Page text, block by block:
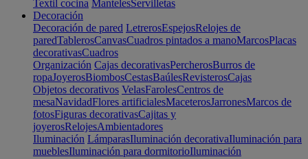
Textil cocina MantelesServilletas
Decoración
Decoración de pared LetrerosEspejosRelojes de
paredTablerosCanvasCuadros pintados a manoMarcosPlacas
decorativasCuadros
Organización Cajas decorativasPercherosBurros de
ropaJoyerosBiombosCestasBaúlesRevisterosCajas
Objetos decorativos VelasFarolesCentros de
mesaNavidadFlores artificialesMaceterosJarronesMarcos de
fotosFiguras decorativasCajitas y
joyerosRelojesAmbientadores
Iluminación LámparasIluminación decorativaIluminación para
mueblesIluminación para dormitorioIluminación